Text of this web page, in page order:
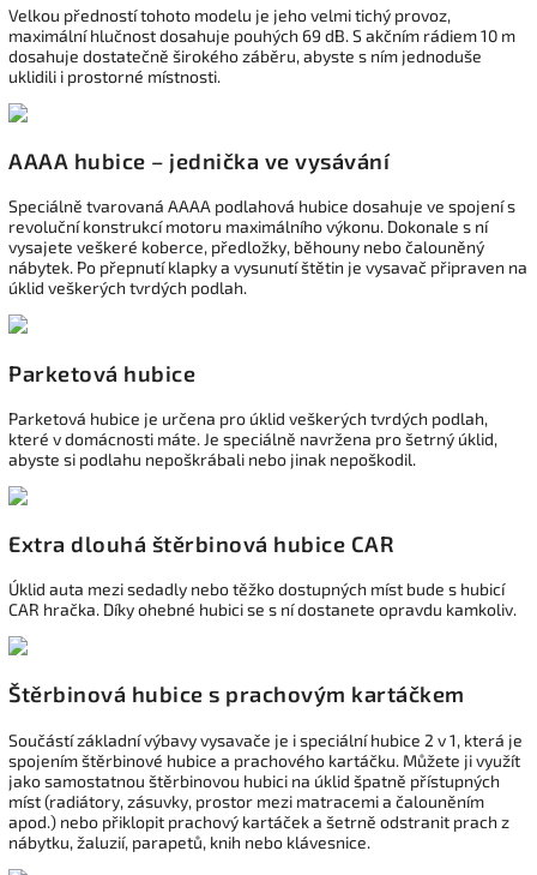
Velkou předností tohoto modelu je jeho velmi tichý provoz,
maximální hlučnost dosahuje pouhých 69 dB. S akčním rádiem 10 m
dosahuje dostatečně širokého záběru, abyste s ním jednoduše
uklidili i prostorné místnosti.
AAAA hubice – jednička ve vysávání
Speciálně tvarovaná AAAA podlahová hubice dosahuje ve spojení s
revoluční konstrukcí motoru maximálního výkonu. Dokonale s ní
vysajete veškeré koberce, předložky, běhouny nebo čalouněný
nábytek. Po přepnutí klapky a vysunutí štětin je vysavač připraven na
úklid veškerých tvrdých podlah.
Parketová hubice
Parketová hubice je určena pro úklid veškerých tvrdých podlah,
které v domácnosti máte. Je speciálně navržena pro šetrný úklid,
abyste si podlahu nepoškrábali nebo jinak nepoškodil.
Extra dlouhá štěrbinová hubice CAR
Úklid auta mezi sedadly nebo těžko dostupných míst bude s hubicí
CAR hračka. Díky ohebné hubici se s ní dostanete opravdu kamkoliv.
Štěrbinová hubice s prachovým kartáčkem
Součástí základní výbavy vysavače je i speciální hubice 2 v 1, která je
spojením štěrbinové hubice a prachového kartáčku. Můžete ji využít
jako samostatnou štěrbinovou hubici na úklid špatně přístupných
míst (radiátory, zásuvky, prostor mezi matracemi a čalouněním
apod.) nebo přiklopit prachový kartáček a šetrně odstranit prach z
nábytku, žaluzií, parapetů, knih nebo klávesnice.